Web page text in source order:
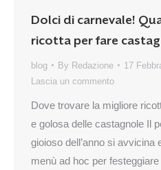
Dolci di carnevale!
ricotta per fare
blog By Redazione
17
Lascia un commento
Dove trovare la migliore
e golosa delle castagnole Il
gioioso dell’anno si avvicina
menù ad hoc per